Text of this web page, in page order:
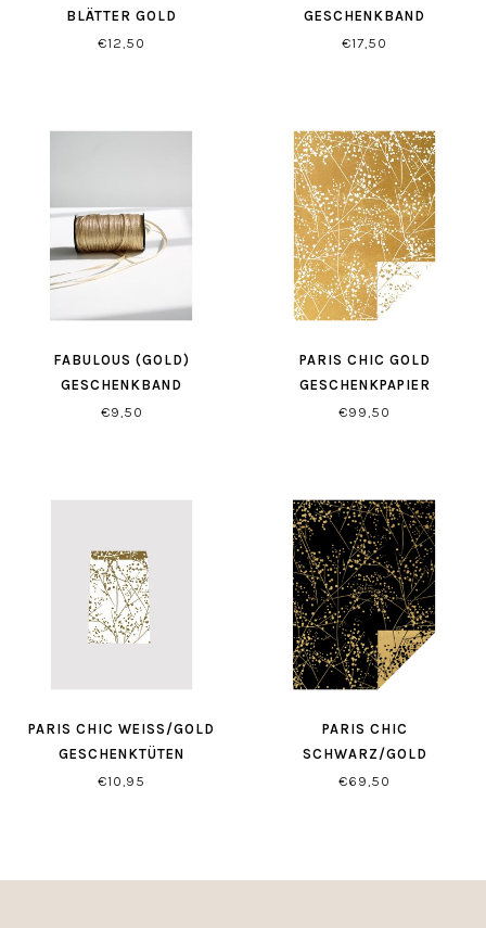
BLÄTTER GOLD
€12,50
GESCHENKBAND
SCHWARZ/GOLD
€17,50
FABULOUS (GOLD)
GESCHENKBAND
€9,50
PARIS CHIC GOLD
GESCHENKPAPIER
€99,50
PARIS CHIC WEISS/GOLD G
ESCHENKTÜTEN
€10,95
PARIS CHIC
SCHWARZ/GOLD
GESCHENKPAPIER
€69,50